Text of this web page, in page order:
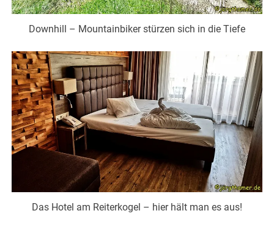
Downhill – Mountainbiker stürzen sich in die Tiefe
Das Hotel am Reiterkogel – hier hält man es aus!